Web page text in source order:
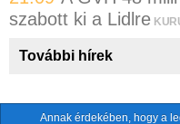
szabott ki a Lidlre
További hírek
Annak érdekében, hogy a